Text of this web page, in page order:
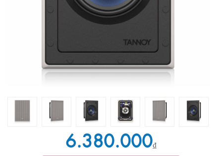
6.380.000₫